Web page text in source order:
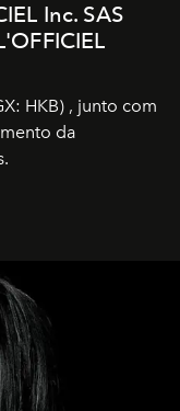
Inc. SAS
HKB) , junto com
da